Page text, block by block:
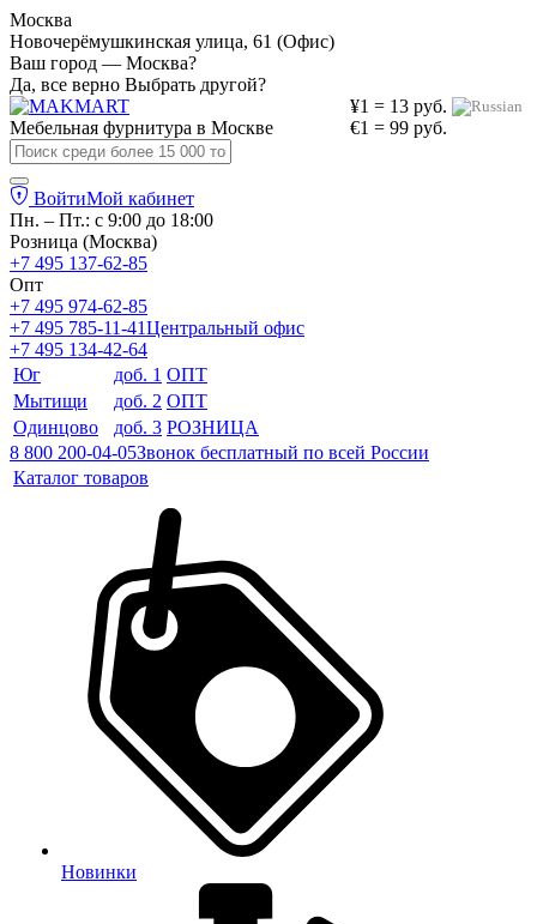
Москва
Новочерёмушкинская улица, 61 (Офис)
Ваш город — Москва?
Да, все верно Выбрать другой?
¥1 = 13 руб.
€1 = 99 руб.
Мебельная фурнитура в Москве
ВойтиМой кабинет
Пн. – Пт.: с 9:00 до 18:00
Розница (Москва)
+7 495 137-62-85
Опт
+7 495 974-62-85
+7 495 785-11-41Центральный офис
+7 495 134-42-64
Юг
доб. 1 ОПТ
Мытищи
доб. 2 ОПТ
Одинцово
доб. 3 РОЗНИЦА
8 800 200-04-05Звонок бесплатный по всей России
Каталог товаров
Новинки